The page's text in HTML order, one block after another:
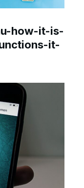
how-it-is-
it-